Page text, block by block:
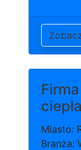
Miasto:
Branża: